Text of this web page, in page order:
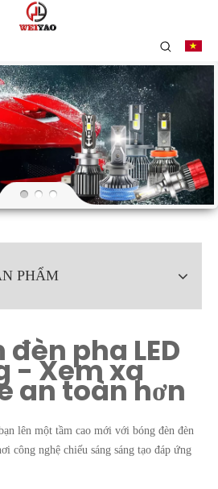
PHẨM
pha LED
- Xem xa
an toàn hơn
lên một tầm cao mới với bóng đèn đèn
công nghệ chiếu sáng sáng tạo đáp ứng